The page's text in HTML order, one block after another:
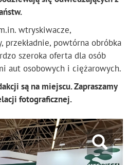
wtryskiwacze,
przekładnie, powtórna obróbka
szeroka oferta dla osób
aut osobowych i ciężarowych.
są na miejscu. Zapraszamy
fotograficznej.